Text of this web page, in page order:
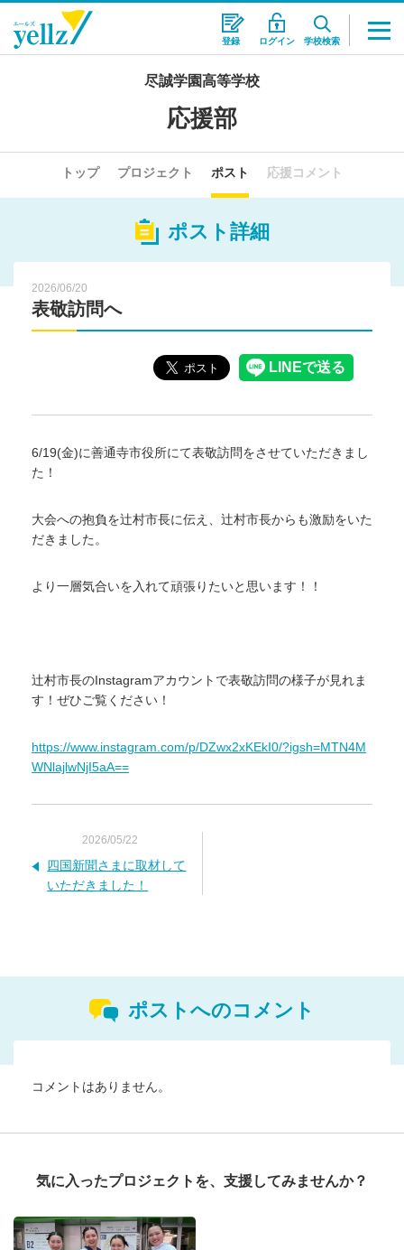
登録 ログイン 学校検索
尽誠学園高等学校
応援部
トップ プロジェクト ポスト 応援コメント
ポスト詳細
2026/06/20
表敬訪問へ
6/19(金)に善通寺市役所にて表敬訪問をさせていただきまし
た！
大会への抱負を辻村市長に伝え、辻村市長からも激励をいた
だきました。
より一層気合いを入れて頑張りたいと思います！！
辻村市長のInstagramアカウントで表敬訪問の様子が見れま
す！ぜひご覧ください！
https://www.instagram.com/p/DZwx2xKEkI0/?igsh=MTN4M
WNlajlwNjI5aA==
2026/05/22
四国新聞さまに取材して
いただきました！
ポストへのコメント
コメントはありません。
気に入ったプロジェクトを、支援してみませんか？